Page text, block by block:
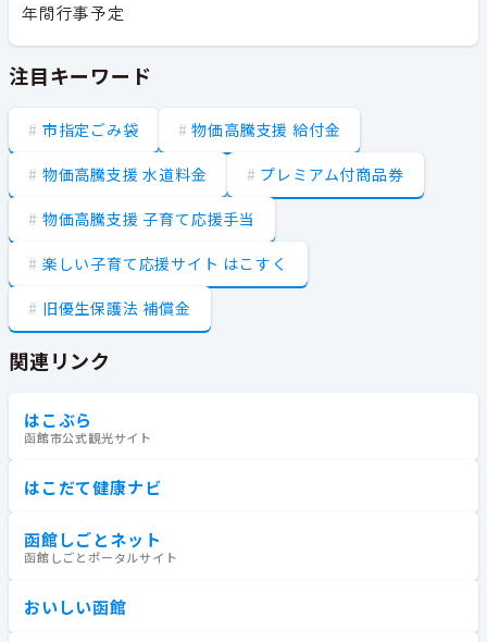
年間行事予定
注目キーワード
市指定ごみ袋 物価高騰支援 給付金
物価高騰支援 水道料金 プレミアム付商品券
物価高騰支援 子育て応援手当
楽しい子育て応援サイト はこすく
旧優生保護法 補償金
関連リンク
はこぶら
函館市公式観光サイト
はこだて健康ナビ
函館しごとネット
函館しごとポータルサイト
おいしい函館